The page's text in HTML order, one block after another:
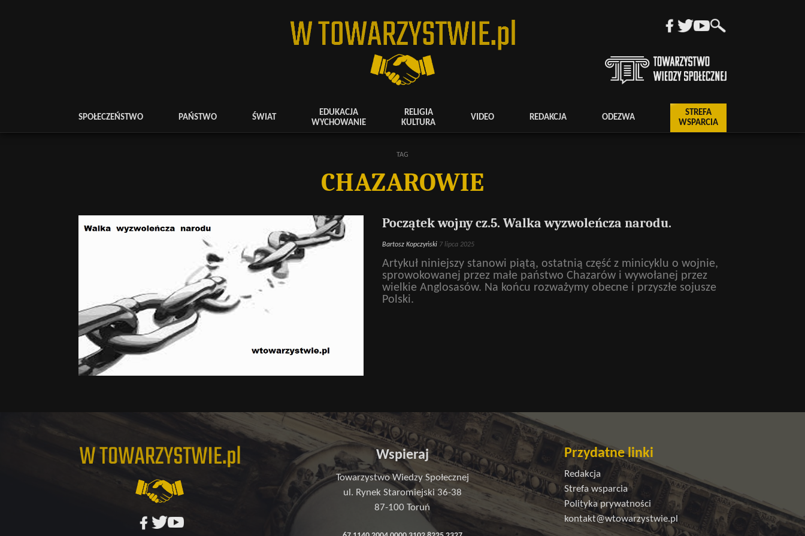
SPOŁECZEŃSTWO PAŃSTWO ŚWIAT
EDUKACJA
WYCHOWANIE
RELIGIA
KULTURA
VIDEO REDAKCJA ODEZWA
STREFA
WSPARCIA
TAG
CHAZAROWIE
Początek wojny cz.5. Walka wyzwoleńcza narodu.
Bartosz Kopczyński 7 lipca 2025
Artykuł niniejszy stanowi piątą, ostatnią część z minicyklu o wojnie,
sprowokowanej przez małe państwo Chazarów i wywołanej przez
wielkie Anglosasów. Na końcu rozważymy obecne i przyszłe sojusze
Polski.
Wspieraj
Towarzystwo Wiedzy Społecznej
ul. Rynek Staromiejski 36-38
87-100 Toruń
Przydatne linki
Redakcja
Strefa wsparcia
Polityka prywatności
kontakt@wtowarzystwie.pl